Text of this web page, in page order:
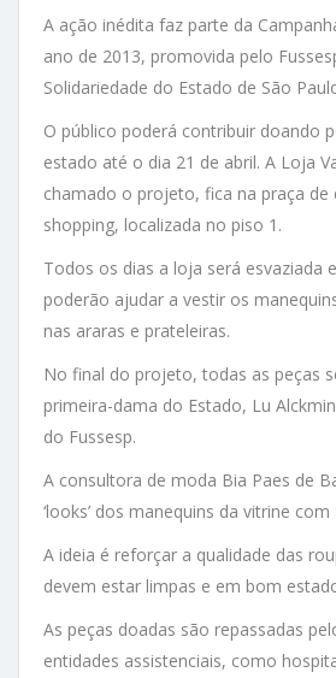
A ação inédita faz parte da
ano de 2013, promovida pelo
Solidariedade do Estado de São
O público poderá contribuir doando
estado até o dia 21 de abril. A Loja
chamado o projeto, fica na praça de
shopping, localizada no piso 1.
Todos os dias a loja será esvaziada
poderão ajudar a vestir os
nas araras e prateleiras.
No final do projeto, todas as peças
primeira-dama do Estado, Lu
do Fussesp.
A consultora de moda Bia Paes de
‘looks’ dos manequins da vitrine
A ideia é reforçar a qualidade das
devem estar limpas e em bom
As peças doadas são repassadas
entidades assistenciais, como